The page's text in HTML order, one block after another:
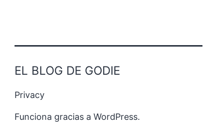
EL BLOG DE GODIE
Privacy
Funciona gracias a WordPress.